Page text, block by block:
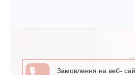
Замовлення на веб-